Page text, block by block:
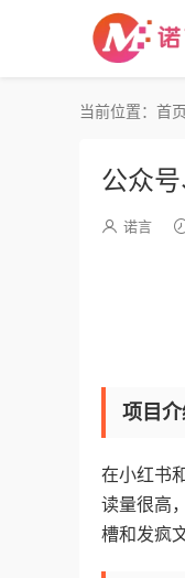
当前位置： 首页
公众
诺言
项目
在小红书
读量很高
槽和发疯